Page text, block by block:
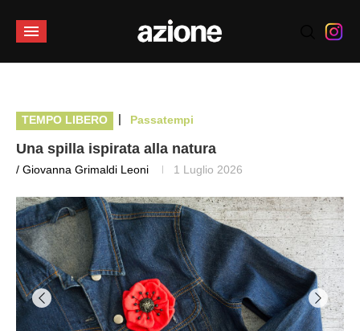
TEMPO LIBERO | Passatempi
Una spilla ispirata alla natura
/ Giovanna Grimaldi Leoni 1 Luglio 2026